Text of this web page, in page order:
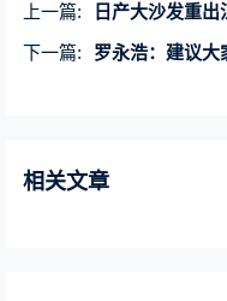
上一篇:
日产大沙发重出江
下一篇:
罗永浩：建议大家
相关文章